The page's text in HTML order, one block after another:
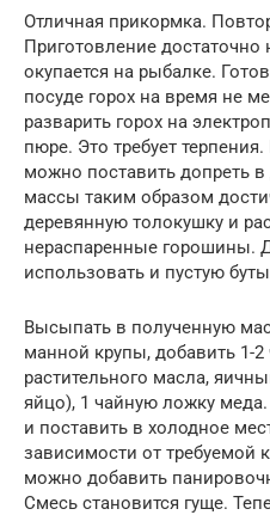
Отличная прикормка.
Приготовление
окупается на рыбалке.
посуде горох на время не
разварить горох на
пюре. Это требует
можно поставить допреть
массы таким образом
деревянную толокушку и
нераспаренные горошины.
использовать и пустую
Высыпать в полученную
манной крупы, добавить 1-
растительного масла,
яйцо), 1 чайную ложку
и поставить в холодное
зависимости от требуемой
можно добавить
Смесь становится гуще.